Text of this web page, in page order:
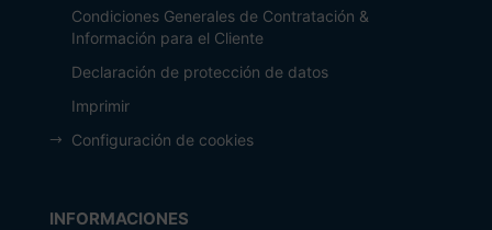
Condiciones Generales de Contratación &
Información para el Cliente
Declaración de protección de datos
Imprimir
Configuración de cookies
INFORMACIONES